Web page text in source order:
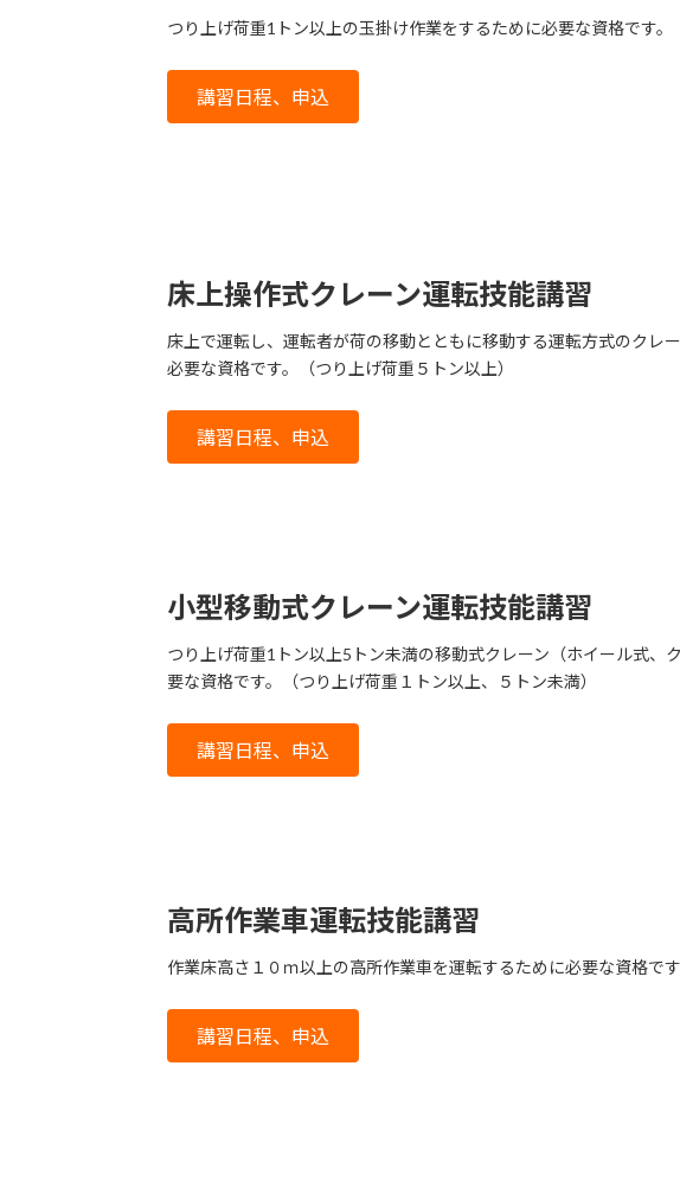
つり上げ荷重1トン以上の玉掛け作業をするために必要な資格です。
講習日程、申込
床上操作式クレーン運転技能講習
床上で運転し、運転者が荷の移動とともに移動する運転方式のクレ
必要な資格です。（つり上げ荷重５トン以上）
講習日程、申込
小型移動式クレーン運転技能講習
つり上げ荷重1トン以上5トン未満の移動式クレーン（ホイール式、
要な資格です。（つり上げ荷重１トン以上、５トン未満）
講習日程、申込
高所作業車運転技能講習
作業床高さ１０ｍ以上の高所作業車を運転するために必要な資格で
講習日程、申込